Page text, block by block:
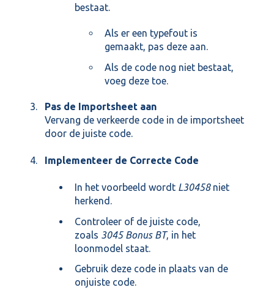
bestaat.
Als er een typefout is
gemaakt, pas deze aan.
Als de code nog niet bestaat,
voeg deze toe.
Pas de Importsheet aan
Vervang de verkeerde code in de importsheet
door de juiste code.
Implementeer de Correcte Code
In het voorbeeld wordt L30458niet
herkend.
Controleer of de juiste code,
zoals 3045 Bonus BT, in het
loonmodel staat.
Gebruik deze code in plaats van de
onjuiste code.